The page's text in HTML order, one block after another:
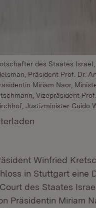
des Staates
Präsident Prof. Dr.
Miriam Naor,
Vizepräsident Prof.
Justizminister Guido
Winfried
in Stuttgart eine
des Staates
Präsidentin Miriam